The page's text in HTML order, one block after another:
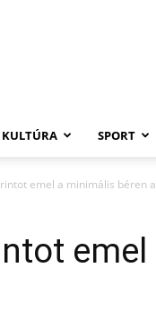
KULTÚRA SPORT
emel a minimális béren